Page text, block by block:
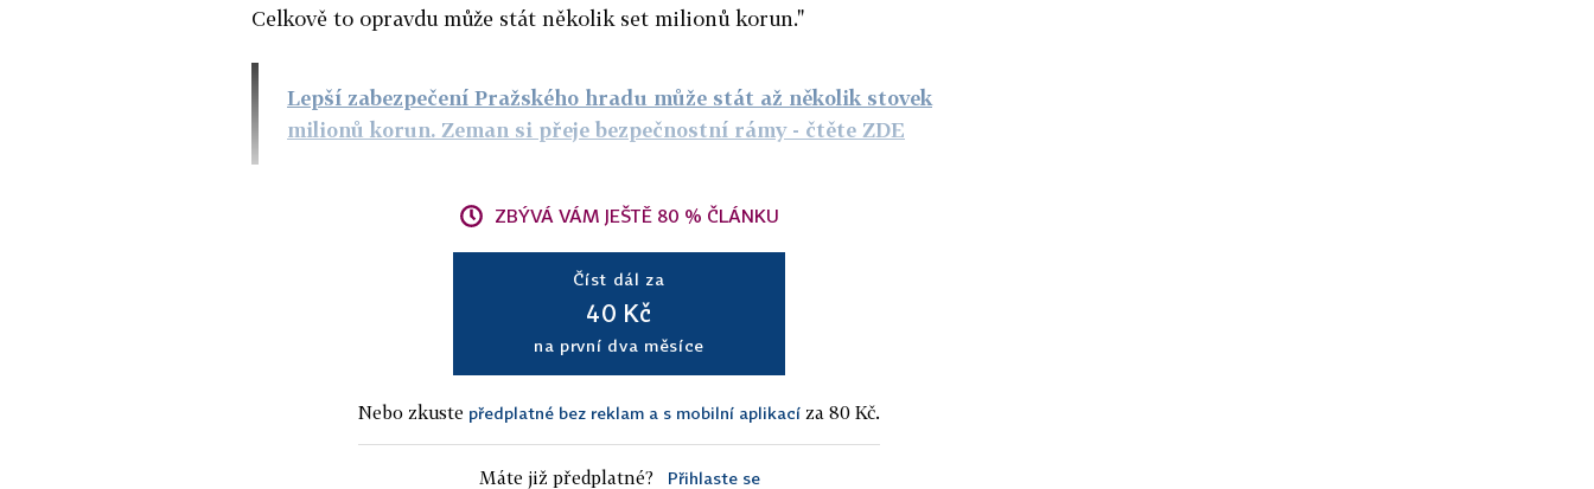
Celkově to opravdu může stát několik set milionů korun."
Lepší zabezpečení Pražského hradu může stát až několik stovek
milionů korun. Zeman si přeje bezpečnostní rámy- čtěte ZDE
ZBÝVÁ VÁM JEŠTĚ 80 % ČLÁNKU
Číst dál za
40 Kč
na první dva měsíce
Nebo zkuste předplatné bez reklam a s mobilní aplikací za 80 Kč.
Máte již předplatné? Přihlaste se